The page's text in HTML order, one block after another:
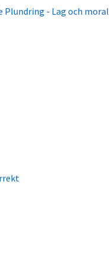
Plundring - Lag och moral